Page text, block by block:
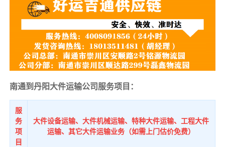
南通到丹阳大件运输公司服务项目：
服
务
项
目
大件设备运输、大件机械运输、特种大件运输、工程大件
运输、其它大件运输业务（如需上门估价免费）